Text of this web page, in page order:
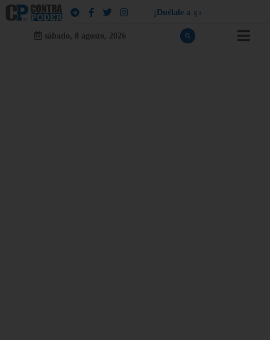
¡ Dué a e a q u
sábado, 8 agosto, 2026